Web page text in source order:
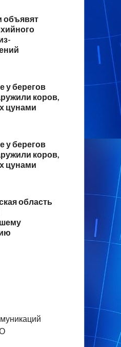
объявят
у берегов
коров,
цунами
у берегов
коров,
цунами
область